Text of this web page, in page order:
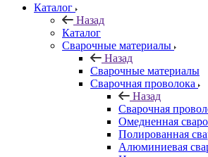
Каталог
Назад
Каталог
Сварочные материалы
Назад
Сварочные материалы
Сварочная проволока
Назад
Сварочная
Омедненная
Полированная
Алюминиевая